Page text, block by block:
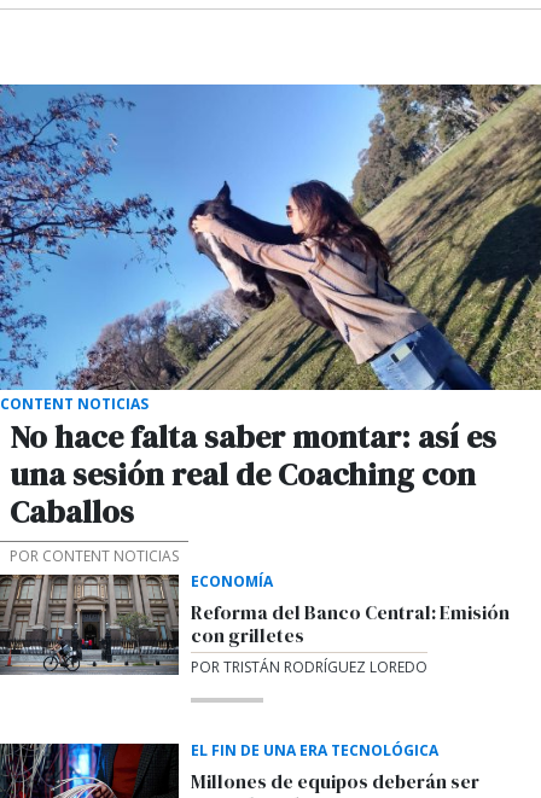
CONTENT NOTICIAS
No hace falta saber montar: así es
una sesión real de Coaching con
Caballos
POR CONTENT NOTICIAS
ECONOMÍA
Reforma del Banco Central: Emisión
con grilletes
POR TRISTÁN RODRÍGUEZ LOREDO
EL FIN DE UNA ERA TECNOLÓGICA
Millones de equipos deberán ser